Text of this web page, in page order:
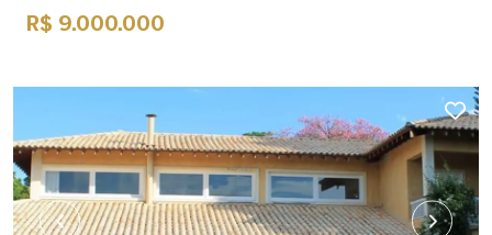
R$ 9.000.000